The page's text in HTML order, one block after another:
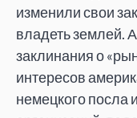
изменили свои
владеть землей.
заклинания о
интересов
немецкого посла